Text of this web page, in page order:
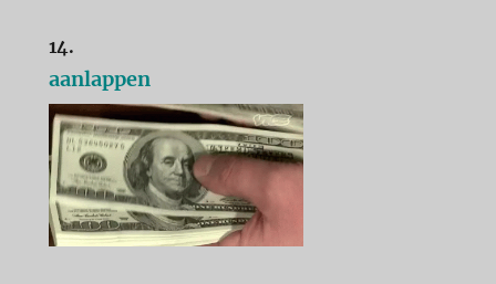
14.
aanlappen